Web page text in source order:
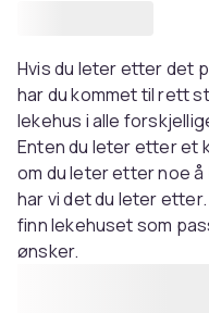
Hvis du leter etter det
har du kommet til rett
lekehus i alle
Enten du leter etter et
om du leter etter noe
har vi det du leter
finn lekehuset som
ønsker.